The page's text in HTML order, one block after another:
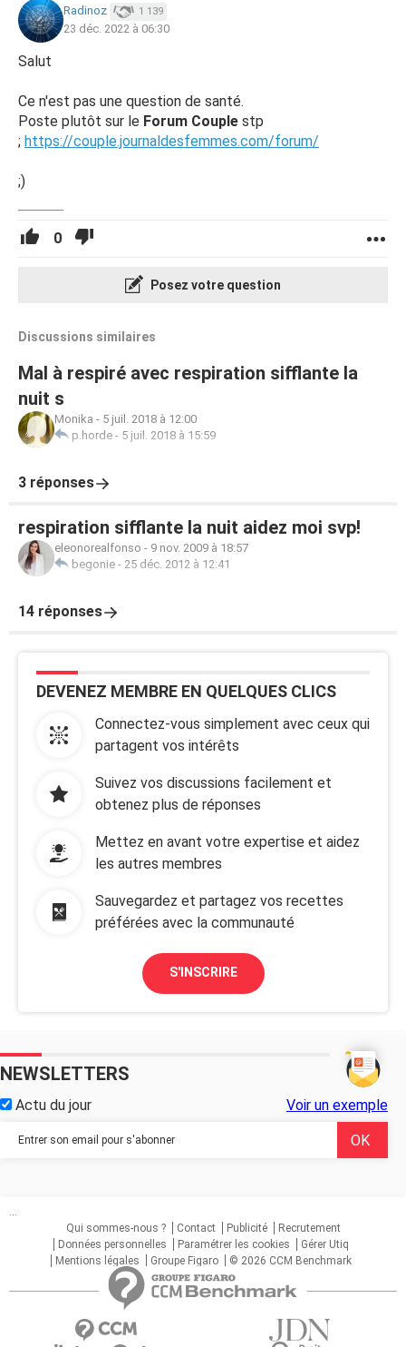
Radinoz 1 139
23 déc. 2022 à 06:30
Salut
Ce n'est pas une question de santé.
Poste plutôt sur le Forum Couple stp
; https://couple.journaldesfemmes.com/forum/
;)
0
Posez votre question
Discussions similaires
Mal à respiré avec respiration sifflante la
nuit s
Monika - 5 juil. 2018 à 12:00
p.horde - 5 juil. 2018 à 15:59
3 réponses
respiration sifflante la nuit aidez moi svp!
eleonorealfonso - 9 nov. 2009 à 18:57
begonie - 25 déc. 2012 à 12:41
14 réponses
DEVENEZ MEMBRE EN QUELQUES CLICS
Connectez-vous simplement avec ceux qui
partagent vos intérêts
Suivez vos discussions facilement et
obtenez plus de réponses
Mettez en avant votre expertise et aidez
les autres membres
Sauvegardez et partagez vos recettes
préférées avec la communauté
S'INSCRIRE
NEWSLETTERS
Actu du jour Voir un exemple
...
Qui sommes-nous ?
Contact Publicité
Recrutement
Données personnelles
Paramétrer les cookies
Gérer Utiq
Mentions légales
Groupe Figaro © 2026 CCM Benchmark